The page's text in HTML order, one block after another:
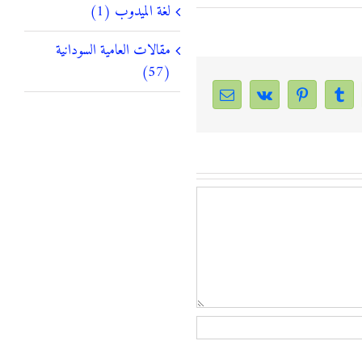
Tumblr
Pinterest
Vk
Email
لغة الميدوب (1)
مقالات العامية السودانية
(57)